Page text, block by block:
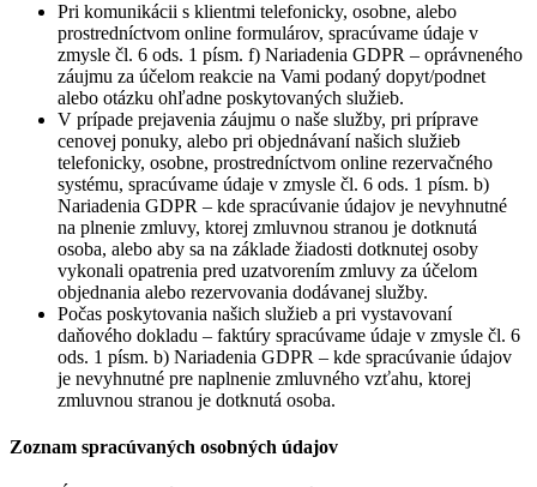
Pri komunikácii s klientmi telefonicky, osobne, alebo
prostredníctvom online formulárov, spracúvame údaje v
zmysle čl. 6 ods. 1 písm. f) Nariadenia GDPR – oprávneného
záujmu za účelom reakcie na Vami podaný dopyt/podnet
alebo otázku ohľadne poskytovaných služieb.
V prípade prejavenia záujmu o naše služby, pri príprave
cenovej ponuky, alebo pri objednávaní našich služieb
telefonicky, osobne, prostredníctvom online rezervačného
systému, spracúvame údaje v zmysle čl. 6 ods. 1 písm. b)
Nariadenia GDPR – kde spracúvanie údajov je nevyhnutné
na plnenie zmluvy, ktorej zmluvnou stranou je dotknutá
osoba, alebo aby sa na základe žiadosti dotknutej osoby
vykonali opatrenia pred uzatvorením zmluvy za účelom
objednania alebo rezervovania dodávanej služby.
Počas poskytovania našich služieb a pri vystavovaní
daňového dokladu – faktúry spracúvame údaje v zmysle čl. 6
ods. 1 písm. b) Nariadenia GDPR – kde spracúvanie údajov
je nevyhnutné pre naplnenie zmluvného vzťahu, ktorej
zmluvnou stranou je dotknutá osoba.
Zoznam spracúvaných osobných údajov